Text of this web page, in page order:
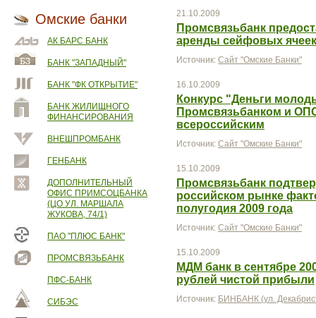
Омские банки
АК БАРС БАНК
БАНК "ЗАПАДНЫЙ"
БАНК "ФК ОТКРЫТИЕ"
БАНК ЖИЛИЩНОГО
ФИНАНСИРОВАНИЯ
ВНЕШПРОМБАНК
ГЕНБАНК
ДОПОЛНИТЕЛЬНЫЙ
ОФИС ПРИМСОЦБАНКА
(ЦО УЛ. МАРШАЛА
ЖУКОВА, 74/1)
ПАО "ПЛЮС БАНК"
ПРОМСВЯЗЬБАНК
ПФС-БАНК
СИБЭС
21.10.2009
Промсвязьбанк
аренды сейфовых ячеек
Источник: Сайт "Омские Банки"
16.10.2009
Конкурс "Деньги
Промсвязьбанком и
всероссийским
Источник: Сайт "Омские Банки"
15.10.2009
Промсвязьбанк
российском рынке
полугодия 2009 года
Источник: Сайт "Омские Банки"
15.10.2009
МДМ банк в сентябре
рублей чистой прибыли
Источник: БИНБАНК (ул.